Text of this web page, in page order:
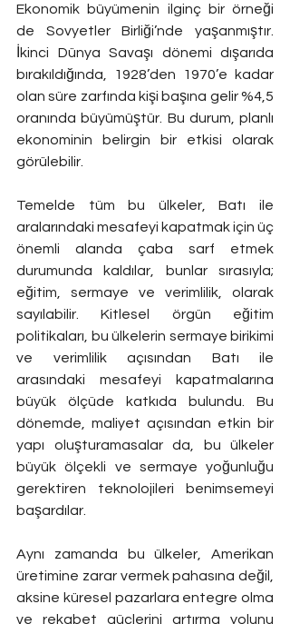
Ekonomik büyümenin ilginç bir örneği
de Sovyetler Birliği’nde yaşanmıştır.
İkinci Dünya Savaşı dönemi dışarıda
bırakıldığında, 1928’den 1970’e kadar
olan süre zarfında kişi başına gelir %4,5
oranında büyümüştür. Bu durum, planlı
ekonominin belirgin bir etkisi olarak
görülebilir.
Temelde tüm bu ülkeler, Batı ile
aralarındaki mesafeyi kapatmak için üç
önemli alanda çaba sarf etmek
durumunda kaldılar, bunlar sırasıyla;
eğitim, sermaye ve verimlilik, olarak
sayılabilir. Kitlesel örgün eğitim
politikaları, bu ülkelerin sermaye birikimi
ve verimlilik açısından Batı ile
arasındaki mesafeyi kapatmalarına
büyük ölçüde katkıda bulundu. Bu
dönemde, maliyet açısından etkin bir
yapı oluşturamasalar da, bu ülkeler
büyük ölçekli ve sermaye yoğunluğu
gerektiren teknolojileri benimsemeyi
başardılar.
Aynı zamanda bu ülkeler, Amerikan
üretimine zarar vermek pahasına değil,
aksine küresel pazarlara entegre olma
ve rekabet güçlerini artırma yolunu